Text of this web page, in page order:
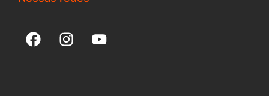
F
a
I
n
Y
o